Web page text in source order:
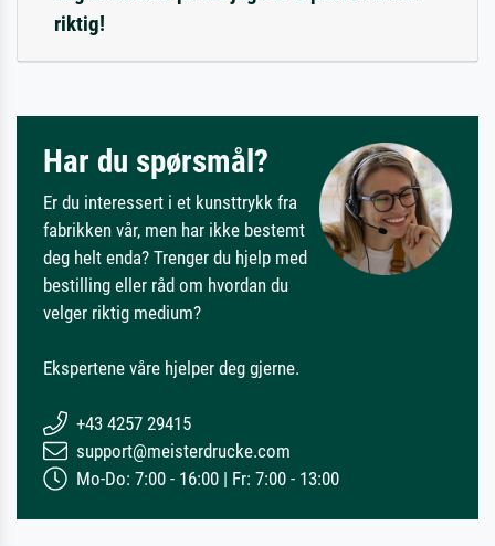
riktig!
Har du spørsmål?
Er du interessert i et kunsttrykk fra
fabrikken vår, men har ikke bestemt
deg helt enda? Trenger du hjelp med
bestilling eller råd om hvordan du
velger riktig medium?
Ekspertene våre hjelper deg gjerne.
+43 4257 29415
support@meisterdrucke.com
Mo-Do: 7:00 - 16:00 | Fr: 7:00 - 13:00